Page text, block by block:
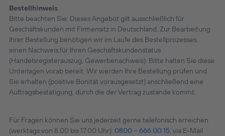
Bestellhinweis
Bitte beachten Sie: Dieses Angebot gilt ausschließlich für
Geschäftskunden mit Firmensitz in Deutschland. Zur Bearbeitung
Ihrer Bestellung benötigen wir im Laufe des Bestellprozesses,
einen Nachweis für Ihren Geschäftskundenstatus
(Handelsregisterauszug, Gewerbenachweis). Bitte halten Sie diese
Unterlagen vorab bereit. Wir werden Ihre Bestellung prüfen und
Sie erhalten (positive Bonität vorausgesetzt) anschließend eine
Auftragsbestätigung, durch die der Vertrag zustande kommt.
Für Fragen können Sie uns jederzeit gerne telefonisch erreichen
(werktags von 8.00 bis 17.00 Uhr): 0800 – 666 00 15, via E-Mail